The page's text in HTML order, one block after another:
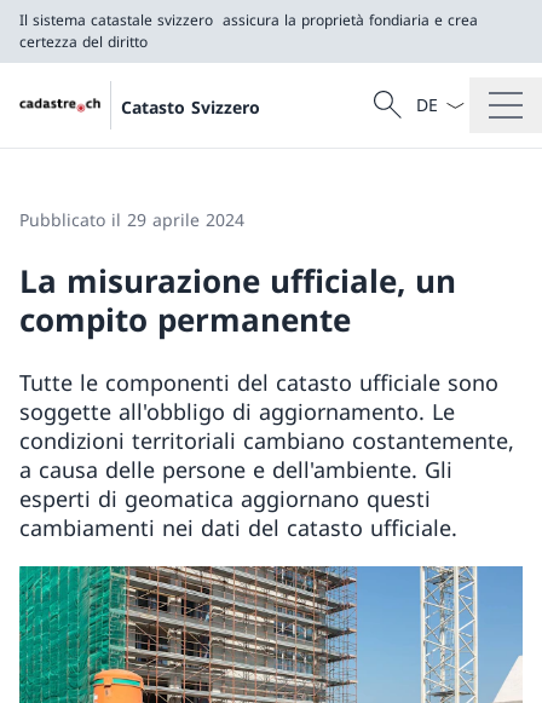
Il sistema catastale svizzero assicura la proprietà fondiaria e crea
certezza del diritto
Catasto Svizzero
assicura la proprietà fondiaria e crea certezza
Cercare
Ricerca
Dal menu a
Pubblicato il 29 aprile 2024
La misurazione ufficiale, un
compito permanente
Tutte le componenti del catasto ufficiale sono
soggette all'obbligo di aggiornamento. Le
condizioni territoriali cambiano costantemente,
a causa delle persone e dell'ambiente. Gli
esperti di geomatica aggiornano questi
cambiamenti nei dati del catasto ufficiale.